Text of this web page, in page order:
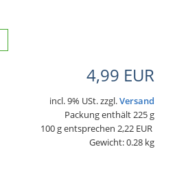
4,99 EUR
incl. 9% USt. zzgl.Versand
Packung enthält 225 g
100 g entsprechen 2,22 EUR
Gewicht: 0.28 kg